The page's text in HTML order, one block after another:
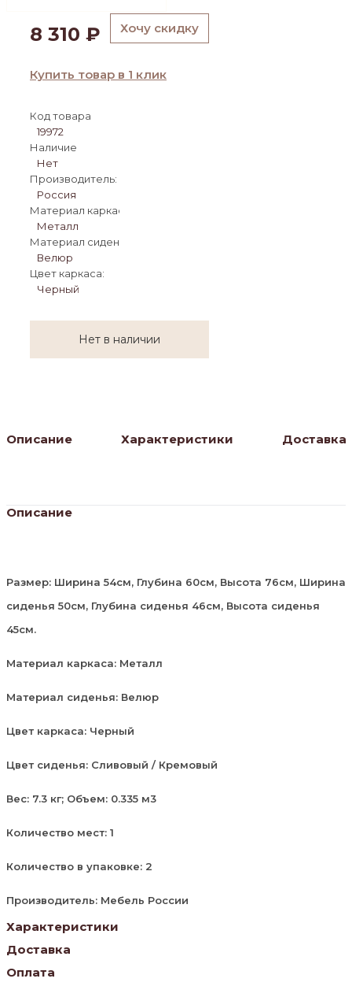
8 310 ₽ Хочу скидку
Купить товар в 1 клик
Код товара
19972
Наличие
Нет
Производитель:
Россия
Материал каркаса:
Металл
Материал сиденья:
Велюр
Цвет каркаса:
Черный
Нет в наличии
Описание Характеристики Доставка
Описание
Размер: Ширина 54см, Глубина 60см, Высота 76см, Ширина
сиденья 50см, Глубина сиденья 46см, Высота сиденья
45см.
Материал каркаса: Металл
Материал сиденья: Велюр
Цвет каркаса: Черный
Цвет сиденья: Сливовый / Кремовый
Вес: 7.3 кг; Объем: 0.335 м3
Количество мест: 1
Количество в упаковке: 2
Производитель: Мебель России
Характеристики
Доставка
Оплата